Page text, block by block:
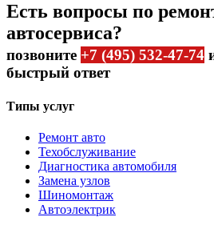
Есть вопросы по
автосервиса?
позвоните +7 (495) 532-47-74
быстрый ответ
Типы услуг
Ремонт авто
Техобслуживание
Диагностика автомобиля
Замена узлов
Шиномонтаж
Автоэлектрик